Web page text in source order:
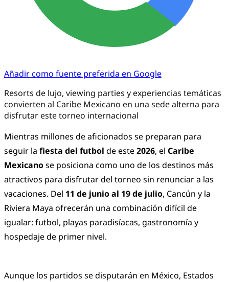
Añadir como fuente preferida en Google
Resorts de lujo, viewing parties y experiencias temáticas
convierten al Caribe Mexicano en una sede alterna para
disfrutar este torneo internacional
Mientras millones de aficionados se preparan para
seguir la fiesta del futbol de este2026, el Caribe
Mexicanose posiciona como uno de los destinos más
atractivos para disfrutar del torneo sin renunciar a las
vacaciones. Del 11 de junio al 19 de julio, Cancún y la
Riviera Maya ofrecerán una combinación difícil de
igualar: futbol, playas paradisíacas, gastronomía y
hospedaje de primer nivel.
Aunque los partidos se disputarán en México, Estados